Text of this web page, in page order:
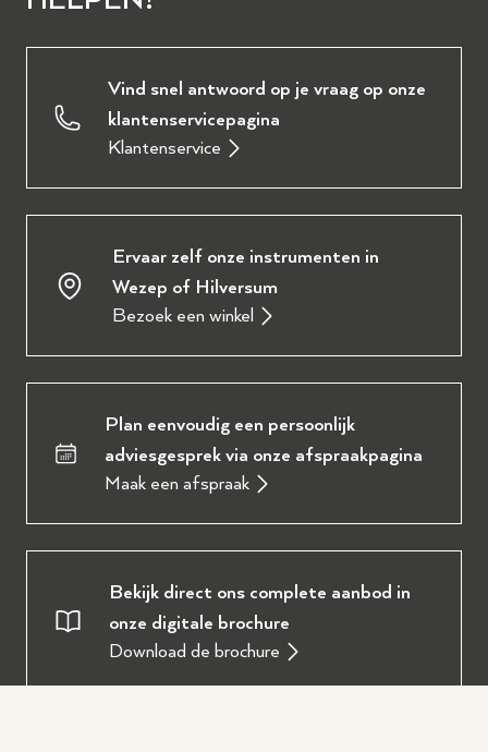
Vind snel antwoord op je vraag op onze
klantenservicepagina
Klantenservice
Ervaar zelf onze instrumenten in
Wezep of Hilversum
Bezoek een winkel
Plan eenvoudig een persoonlijk
adviesgesprek via onze afspraakpagina
Maak een afspraak
Bekijk direct ons complete aanbod in
onze digitale brochure
Download de brochure